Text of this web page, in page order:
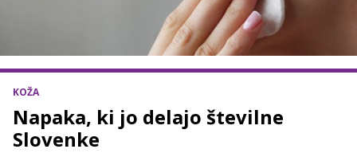
KOŽA
Napaka, ki jo delajo številne
Slovenke